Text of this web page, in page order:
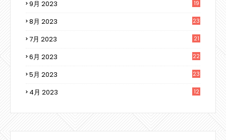
9月 2023 19
8月 2023 23
7月 2023 21
6月 2023 22
5月 2023 23
4月 2023
12